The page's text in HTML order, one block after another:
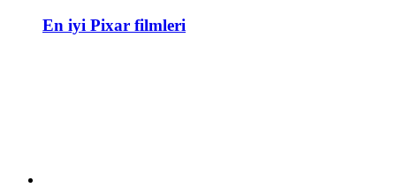
En iyi Pixar filmleri